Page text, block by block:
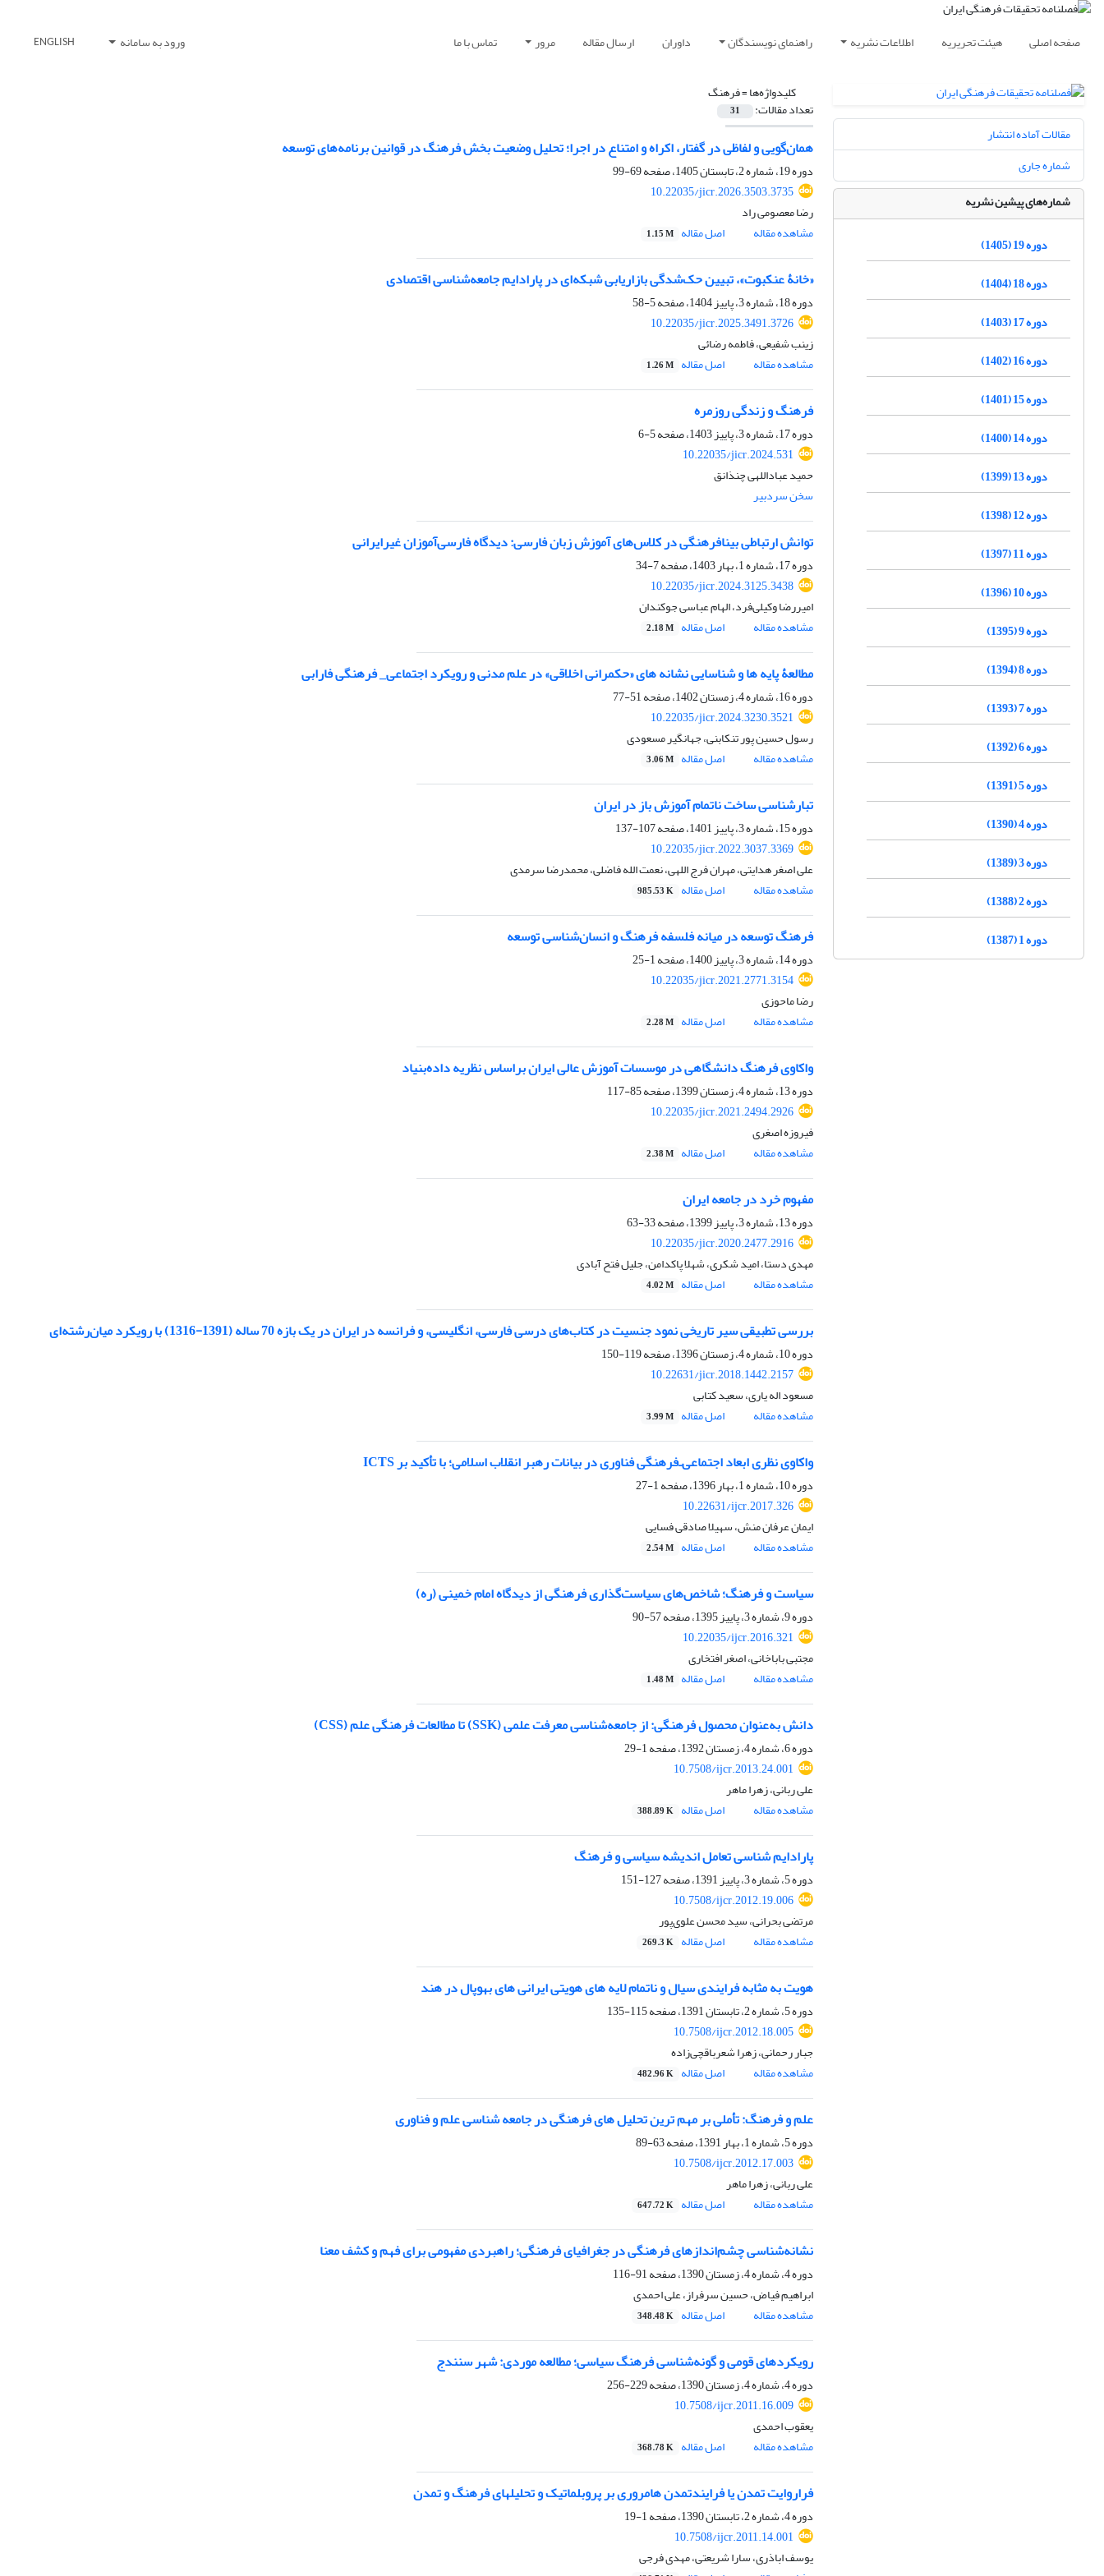
صفحه اصلی هیئت تحریریه اطلاعات نشریه راهنمای نویسندگان داوران ارسال مقاله مرور تماس با ما ورود به سامانه ENGLISH
کلیدواژه‌ها =فرهنگ
تعداد مقالات: 31
همان‌گویی و لفاظی در گفتار، اکراه و امتناع در اجرا؛ تحلیل وضعیت بخش فرهنگ در قوانین برنامه‌های توسعه
دوره 19، شماره 2، تابستان 1405، صفحه
69-99
10.22035/jicr.2026.3503.3735
رضا معصومی راد
مشاهده مقاله
اصل مقاله 1.15 M
«خانۀ عنکبوت»، تبیین حک‌شدگی بازاریابی شبکه‌ای در پارادایم جامعه‌شناسی اقتصادی
دوره 18، شماره 3، پاییز 1404، صفحه
5-58
10.22035/jicr.2025.3491.3726
زینب شفیعی، فاطمه رضائی
مشاهده مقاله
اصل مقاله 1.26 M
فرهنگ و زندگی روزمره
دوره 17، شماره 3، پاییز 1403، صفحه
5-6
10.22035/jicr.2024.531
حمید عباداللهی چنذانق
سخن سردبیر
توانش ارتباطی بینافرهنگی در کلاس‌های آموزش زبان فارسی: دیدگاه فارسی‌آموزان غیرایرانی
دوره 17، شماره 1، بهار 1403، صفحه
7-34
10.22035/jicr.2024.3125.3438
امیررضا وکیلی‌فرد، الهام عباسی جوکندان
مشاهده مقاله
اصل مقاله 2.18 M
مطالعۀ پایه ها و شناسایی نشانه های «حکمرانی اخلاقی» در علم مدنی و رویکرد اجتماعی_ فرهنگی فارابی
دوره 16، شماره 4، زمستان 1402، صفحه
51-77
10.22035/jicr.2024.3230.3521
رسول حسین پور تنکابنی، جهانگیر مسعودی
مشاهده مقاله
اصل مقاله 3.06 M
تبارشناسی ساخت ناتمام آموزش باز در ایران
دوره 15، شماره 3، پاییز 1401، صفحه
107-137
10.22035/jicr.2022.3037.3369
علی اصغر هدایتی، مهران فرج اللهی، نعمت الله فاضلی، محمدرضا سرمدی
مشاهده مقاله
اصل مقاله 985.53 K
فرهنگ توسعه در میانه فلسفه فرهنگ و انسان‌شناسی توسعه
دوره 14، شماره 3، پاییز 1400، صفحه
1-25
10.22035/jicr.2021.2771.3154
رضا ماحوزی
مشاهده مقاله
اصل مقاله 2.28 M
واکاوی فرهنگ دانشگاهی در موسسات آموزش عالی ایران براساس نظریه داده‌بنیاد
دوره 13، شماره 4، زمستان 1399، صفحه
85-117
10.22035/jicr.2021.2494.2926
فیروزه اصغری
مشاهده مقاله
اصل مقاله 2.38 M
مفهوم خرد در جامعه ایران
دوره 13، شماره 3، پاییز 1399، صفحه
33-63
10.22035/jicr.2020.2477.2916
مهدی دستا، امید شکری، شهلا پاکدامن، جلیل فتح آبادی
مشاهده مقاله
اصل مقاله 4.02 M
بررسی تطبیقی سیر تاریخی نمود جنسیت در کتاب‌های درسی فارسی، انگلیسی، و فرانسه در ایران در یک بازه 70 ساله (1391-1316) با رویکرد میان‌رشته‌ای
دوره 10، شماره 4، زمستان 1396، صفحه
119-150
10.22631/jicr.2018.1442.2157
مسعود اله یاری، سعید کتابی
مشاهده مقاله
اصل مقاله 3.99 M
واکاوی نظری ابعاد اجتماعی‌ـ‌فرهنگی فناوری در بیانات رهبر انقلاب اسلامی؛ با تأکید بر ICTS
دوره 10، شماره 1، بهار 1396، صفحه
1-27
10.22631/ijcr.2017.326
ایمان عرفان منش، سهیلا صادقی فسایی
مشاهده مقاله
اصل مقاله 2.54 M
سیاست و فرهنگ؛ شاخص‌های سیاست‌گذاری فرهنگی از دیدگاه امام خمینی (ره)
دوره 9، شماره 3، پاییز 1395، صفحه
57-90
10.22035/ijcr.2016.321
مجتبی باباخانی، اصغر افتخاری
مشاهده مقاله
اصل مقاله 1.48 M
دانش به‌عنوان محصول فرهنگی: از جامعه‌شناسی معرفت علمی (SSK) تا مطالعات فرهنگی علم (CSS)
دوره 6، شماره 4، زمستان 1392، صفحه
1-29
10.7508/ijcr.2013.24.001
علی ربانی، زهرا ماهر
مشاهده مقاله
اصل مقاله 388.89 K
پارادایم شناسی تعامل اندیشه سیاسی و فرهنگ
دوره 5، شماره 3، پاییز 1391، صفحه
127-151
10.7508/ijcr.2012.19.006
مرتضی بحرانی، سید محسن علوی‌پور
مشاهده مقاله
اصل مقاله 269.3 K
هویت به مثابه فرایندی سیال و ناتمام لایه های هویتی ایرانی های بهوپال در هند
دوره 5، شماره 2، تابستان 1391، صفحه
115-135
10.7508/ijcr.2012.18.005
جبار رحمانی، زهرا شعرباقچی‌زاده
مشاهده مقاله
اصل مقاله 482.96 K
علم و فرهنگ: تأملی بر مهم ترین تحلیل های فرهنگی در جامعه شناسی علم و فناوری
دوره 5، شماره 1، بهار 1391، صفحه
63-89
10.7508/ijcr.2012.17.003
علی ربانی، زهرا ماهر
مشاهده مقاله
اصل مقاله 647.72 K
نشانه‌شناسی چشم‌اندازهای فرهنگی در جغرافیای فرهنگی؛ راهبردی مفهومی برای فهم و کشف معنا
دوره 4، شماره 4، زمستان 1390، صفحه
91-116
ابراهیم فیاض، حسین سرفراز، علی احمدی
مشاهده مقاله
اصل مقاله 348.48 K
رویکرد‌های قومی و گونه‌شناسی فرهنگ سیاسی؛ مطالعه موردی: شهر سنندج
دوره 4، شماره 4، زمستان 1390، صفحه
229-256
10.7508/ijcr.2011.16.009
یعقوب احمدی
مشاهده مقاله
اصل مقاله 368.78 K
فراروایت تمدن یا فرایندتمدن هامروری بر پروبلماتیک و تحلیلهای فرهنگ و تمدن
دوره 4، شماره 2، تابستان 1390، صفحه
1-19
10.7508/ijcr.2011.14.001
یوسف اباذری، سارا شریعتی، مهدی فرجی
مقالات آماده انتشار
شماره جاری
شماره‌های پیشین نشریه
دوره 19 (1405)
دوره 18 (1404)
دوره 17 (1403)
دوره 16 (1402)
دوره 15 (1401)
دوره 14 (1400)
دوره 13 (1399)
دوره 12 (1398)
دوره 11 (1397)
دوره 10 (1396)
دوره 9 (1395)
دوره 8 (1394)
دوره 7 (1393)
دوره 6 (1392)
دوره 5 (1391)
دوره 4 (1390)
دوره 3 (1389)
دوره 2 (1388)
دوره 1 (1387)